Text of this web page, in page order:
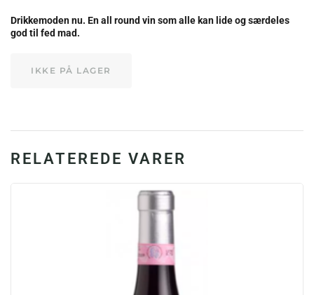
Drikkemoden nu. En all round vin som alle kan lide og særdeles
god til fed mad.
IKKE PÅ LAGER
RELATEREDE VARER